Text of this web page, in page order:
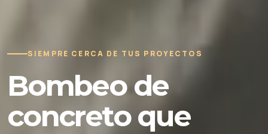
SIEMPRE CERCA DE TUS PROYECTOS
Bombeo de
concreto que